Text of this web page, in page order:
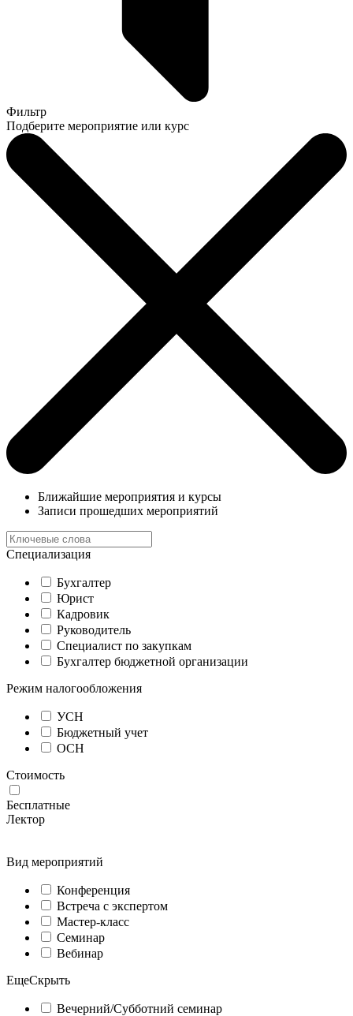
Фильтр
Подберите мероприятие или курс
Ближайшие мероприятия и курсы
Записи прошедших мероприятий
Специализация
Бухгалтер
Юрист
Кадровик
Руководитель
Специалист по закупкам
Бухгалтер бюджетной организации
Режим налогообложения
УСН
Бюджетный учет
ОСН
Стоимость
Бесплатные
Лектор
Вид мероприятий
Конференция
Встреча с экспертом
Мастер-класс
Семинар
Вебинар
ЕщеСкрыть
Вечерний/Субботний семинар